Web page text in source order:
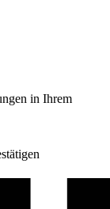
in Ihrem